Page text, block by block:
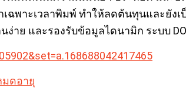
ฉพาะเวลาพิมพ์ ทำให้ลดต้นทุนและยั
าย และรองรับข้อมูลไดนามิก ระบบ
มดอายุ